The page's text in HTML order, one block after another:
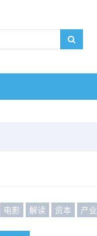
电影 解读 资本 产业